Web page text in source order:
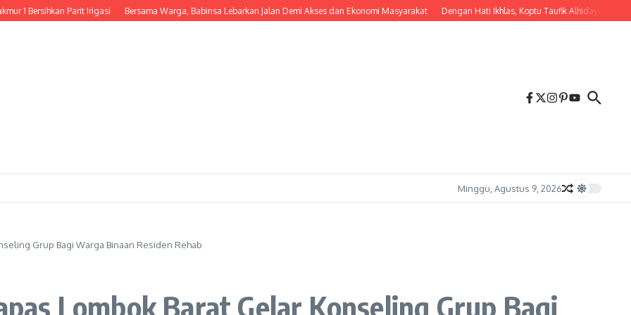
Parit Irigasi Bersama Warga, Babinsa Lebarkan Jalan Demi Akses dan Ekonomi Masyarakat Dengan Hati Ikhlas, Koptu Taufik Alhidayah Gotong
Minggu, Agustus 9, 2026
Grup Bagi Warga Binaan Residen Rehab
Lombok Barat Gelar Konseling Grup Bagi